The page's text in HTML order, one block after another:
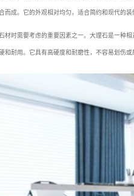
而成。它的外观相对均匀，适合简约和现代的装
材时需要考虑的重要因素之一。大理石是一种
和耐用。它具有高硬度和耐磨性，不容易划伤或